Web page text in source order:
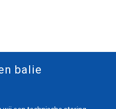
balie